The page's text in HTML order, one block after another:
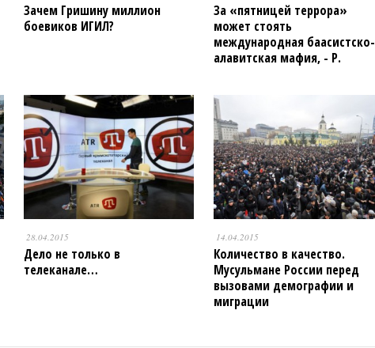
Зачем Гришину миллион
боевиков ИГИЛ?
За «пятницей террора»
может стоять
международная баасистско-
алавитская мафия, - Р.
28.04.2015
Дело не только в
телеканале…
14.04.2015
Количество в качество.
Мусульмане России перед
вызовами демографии и
миграции